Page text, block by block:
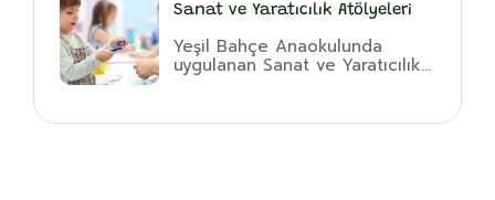
Sanat ve Yaratıcılık Atölyeleri
Yeşil Bahçe Anaokulunda
uygulanan Sanat ve Yaratıcılık...